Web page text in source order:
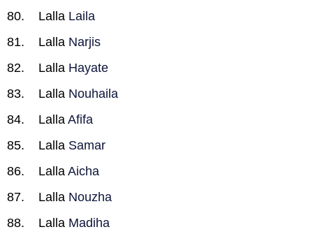
Lalla Laila
Lalla Narjis
Lalla Hayate
Lalla Nouhaila
Lalla Afifa
Lalla Samar
Lalla Aicha
Lalla Nouzha
Lalla Madiha